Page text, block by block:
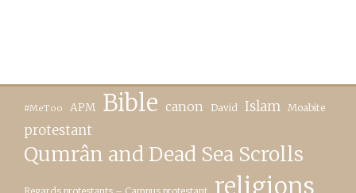
#MeToo APM Bible canon David Islam Moabite
protestant
Qumrân and Dead Sea Scrolls
religions